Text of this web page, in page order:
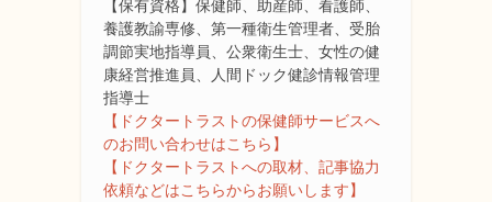
【保有資格】保健師、助産師、看護師、
養護教諭専修、第一種衛生管理者、受胎
調節実地指導員、公衆衛生士、女性の健
康経営推進員、人間ドック健診情報管理
指導士
【ドクタートラストの保健師サービスへ
のお問い合わせはこちら】
【ドクタートラストへの取材、記事協力
依頼などはこちらからお願いします】